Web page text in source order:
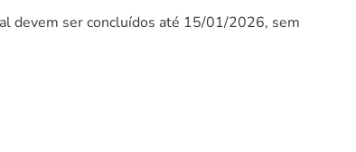
devem ser concluídos até 15/01/2026, sem